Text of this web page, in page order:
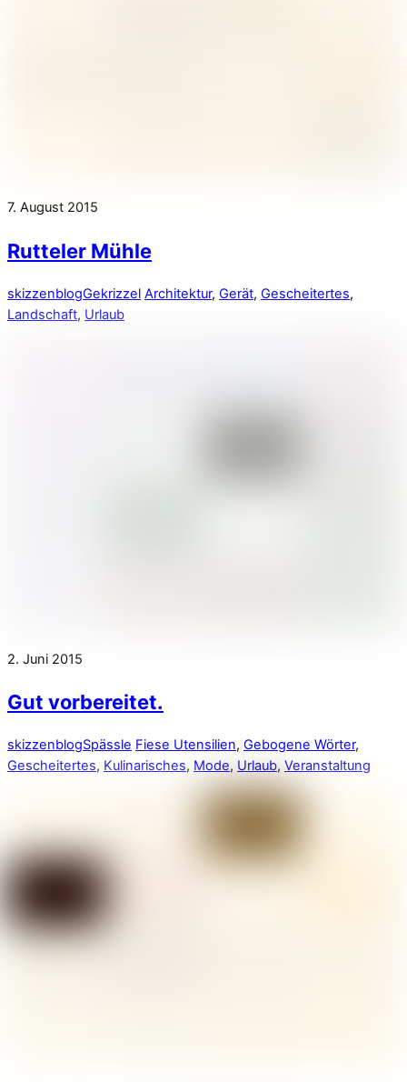
7. August 2015
Rutteler Mühle
skizzenblogGekrizzel Architektur, Gerät, Gescheitertes,
Landschaft, Urlaub
2. Juni 2015
Gut vorbereitet.
skizzenblogSpässle Fiese Utensilien, Gebogene Wörter,
Gescheitertes, Kulinarisches, Mode, Urlaub, Veranstaltung